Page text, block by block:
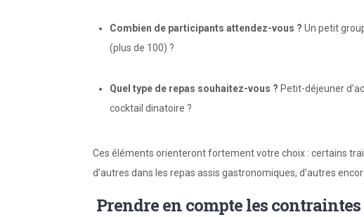
Combien de participants attendez-vous ? Un petit
(plus de 100) ?
Quel type de repas souhaitez-vous ? Petit-déjeuner
cocktail dinatoire ?
Ces éléments orienteront fortement votre choix : certains
d’autres dans les repas assis gastronomiques, d’autres
Prendre en compte les